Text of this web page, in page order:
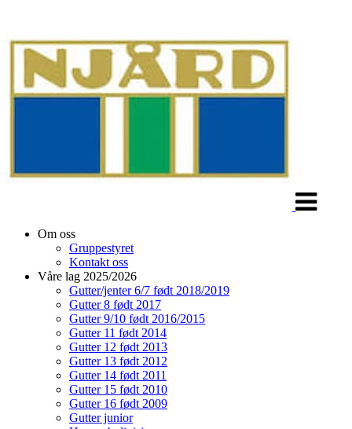
Om oss
Gruppestyret
Kontakt oss
Våre lag 2025/2026
Gutter/jenter 6/7 født 2018/2019
Gutter 8 født 2017
Gutter 9/10 født 2016/2015
Gutter 11 født 2014
Gutter 12 født 2013
Gutter 13 født 2012
Gutter 14 født 2011
Gutter 15 født 2010
Gutter 16 født 2009
Gutter junior